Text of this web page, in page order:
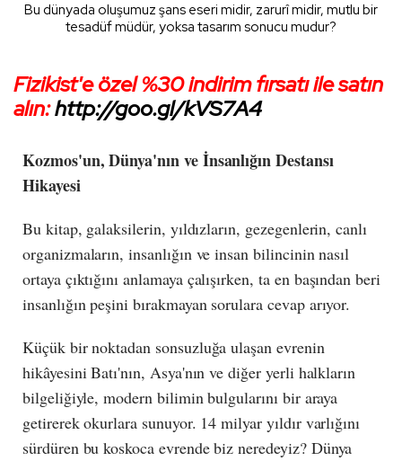
Bu dünyada oluşumuz şans eseri midir, zarurî midir, mutlu bir
tesadüf müdür, yoksa tasarım sonucu mudur?
Fizikist'e özel %30 indirim fırsatı ile satın
alın:http://goo.gl/kVS7A4
Kozmos'un, Dünya'nın ve İnsanlığın Destansı
Hikayesi
Bu kitap, galaksilerin, yıldızların, gezegenlerin, canlı
organizmaların, insanlığın ve insan bilincinin nasıl
ortaya çıktığını anlamaya çalışırken, ta en başından beri
insanlığın peşini bırakmayan sorulara cevap arıyor.
Küçük bir noktadan sonsuzluğa ulaşan evrenin
hikâyesini Batı'nın, Asya'nın ve diğer yerli halkların
bilgeliğiyle, modern bilimin bulgularını bir araya
getirerek okurlara sunuyor. 14 milyar yıldır varlığını
sürdüren bu koskoca evrende biz neredeyiz? Dünya